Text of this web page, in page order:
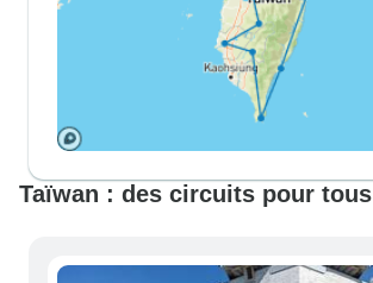
Taïwan : des circuits pour tous